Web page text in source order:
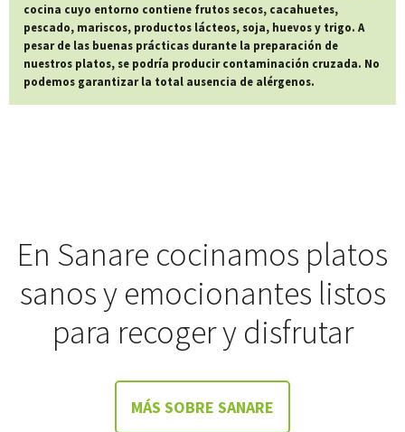
cocina cuyo entorno contiene frutos secos, cacahuetes,
pescado, mariscos, productos lácteos, soja, huevos y trigo. A
pesar de las buenas prácticas durante la preparación de
nuestros platos, se podría producir contaminación cruzada. No
podemos garantizar la total ausencia de alérgenos.
En Sanare cocinamos platos
sanos y emocionantes listos
para recoger y disfrutar
MÁS SOBRE SANARE